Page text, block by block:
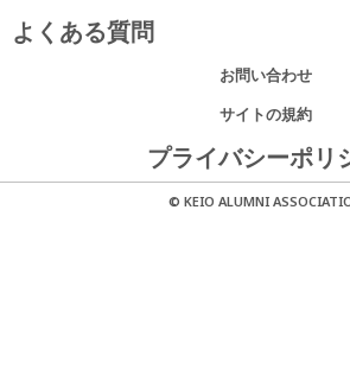
よくある質問
お問い合わせ
サイトの規約
プライバシーポリ
© KEIO ALUMNI